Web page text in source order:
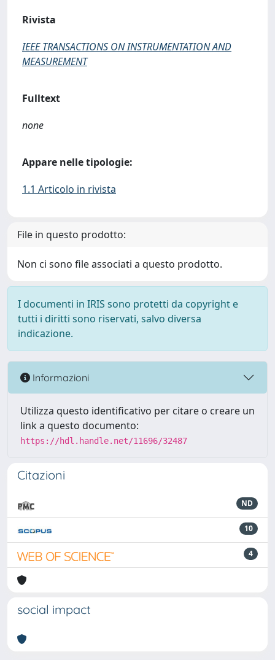
Rivista
IEEE TRANSACTIONS ON INSTRUMENTATION AND
MEASUREMENT
Fulltext
none
Appare nelle tipologie:
1.1 Articolo in rivista
File in questo prodotto:
Non ci sono file associati a questo prodotto.
I documenti in IRIS sono protetti da copyright e
tutti i diritti sono riservati, salvo diversa
indicazione.
Informazioni
Utilizza questo identificativo per citare o creare un
link a questo documento:
https://hdl.handle.net/11696/32487
Citazioni
ND
10
4
social impact